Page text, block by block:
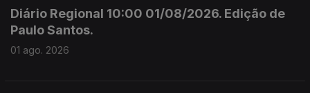
Diário Regional 10:00 01/08/2026. Edição de
Paulo Santos.
01 ago. 2026